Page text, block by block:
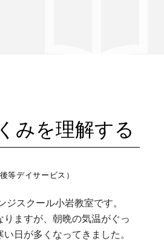
みを理解する
等デイサービス）
ジスクール小岩教室です。
ますが、朝晩の気温がぐっ
日が多くなってきました。